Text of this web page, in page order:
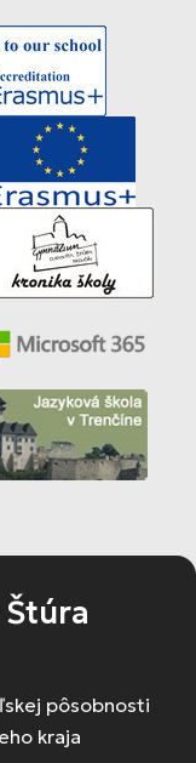
pôsobnosti
kraja